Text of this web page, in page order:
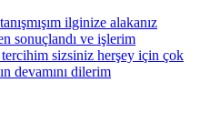
ilginize alakanız
sonuçlandı ve işlerim
sizsiniz herşey için çok
devamını dilerim